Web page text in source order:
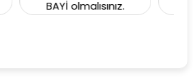
BAYİ olmalısınız.
BAYİ